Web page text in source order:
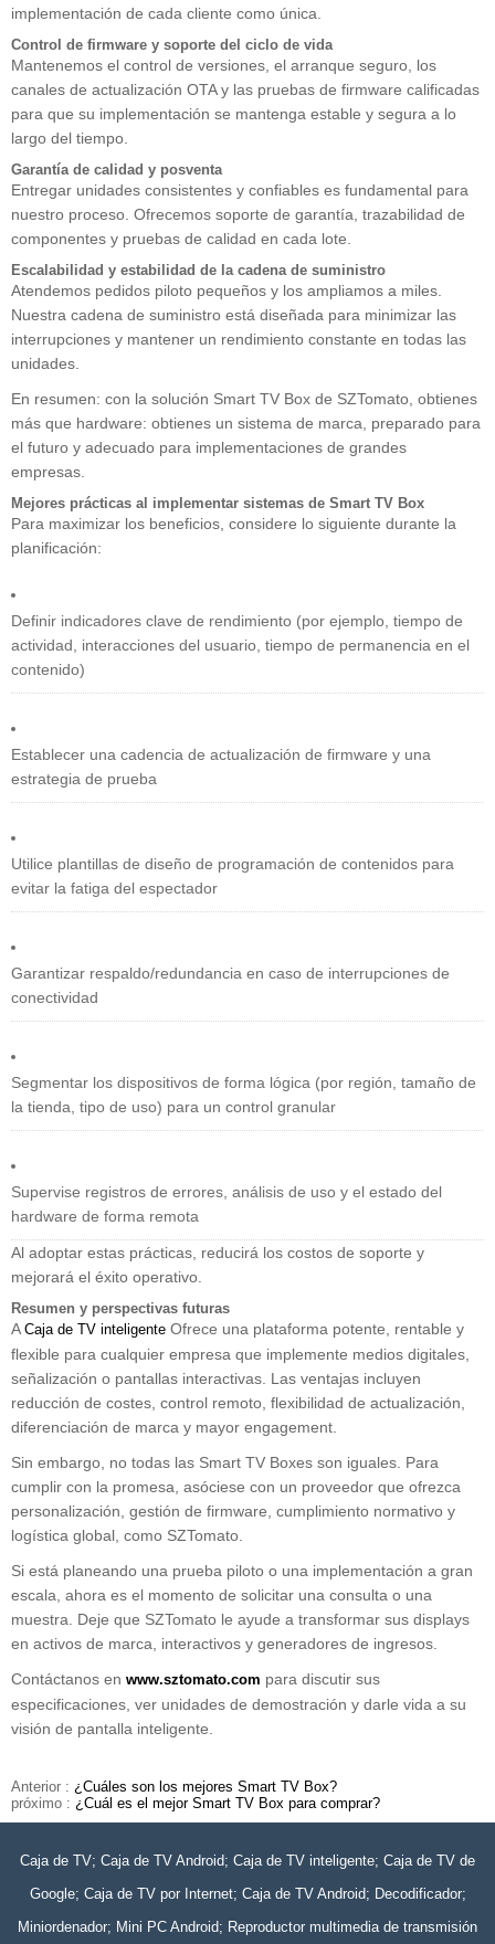
implementación de cada cliente como única.
Control de firmware y soporte del ciclo de vida
Mantenemos el control de versiones, el arranque seguro, los
canales de actualización OTA y las pruebas de firmware calificadas
para que su implementación se mantenga estable y segura a lo
largo del tiempo.
Garantía de calidad y posventa
Entregar unidades consistentes y confiables es fundamental para
nuestro proceso. Ofrecemos soporte de garantía, trazabilidad de
componentes y pruebas de calidad en cada lote.
Escalabilidad y estabilidad de la cadena de suministro
Atendemos pedidos piloto pequeños y los ampliamos a miles.
Nuestra cadena de suministro está diseñada para minimizar las
interrupciones y mantener un rendimiento constante en todas las
unidades.
En resumen: con la solución Smart TV Box de SZTomato, obtienes
más que hardware: obtienes un sistema de marca, preparado para
el futuro y adecuado para implementaciones de grandes
empresas.
Mejores prácticas al implementar sistemas de Smart TV Box
Para maximizar los beneficios, considere lo siguiente durante la
planificación:
Definir indicadores clave de rendimiento (por ejemplo, tiempo de
actividad, interacciones del usuario, tiempo de permanencia en el
contenido)
Establecer una cadencia de actualización de firmware y una
estrategia de prueba
Utilice plantillas de diseño de programación de contenidos para
evitar la fatiga del espectador
Garantizar respaldo/redundancia en caso de interrupciones de
conectividad
Segmentar los dispositivos de forma lógica (por región, tamaño de
la tienda, tipo de uso) para un control granular
Supervise registros de errores, análisis de uso y el estado del
hardware de forma remota
Al adoptar estas prácticas, reducirá los costos de soporte y
mejorará el éxito operativo.
Resumen y perspectivas futuras
A Caja de TV inteligente Ofrece una plataforma potente, rentable y
flexible para cualquier empresa que implemente medios digitales,
señalización o pantallas interactivas. Las ventajas incluyen
reducción de costes, control remoto, flexibilidad de actualización,
diferenciación de marca y mayor engagement.
Sin embargo, no todas las Smart TV Boxes son iguales. Para
cumplir con la promesa, asóciese con un proveedor que ofrezca
personalización, gestión de firmware, cumplimiento normativo y
logística global, como SZTomato.
Si está planeando una prueba piloto o una implementación a gran
escala, ahora es el momento de solicitar una consulta o una
muestra. Deje que SZTomato le ayude a transformar sus displays
en activos de marca, interactivos y generadores de ingresos.
Contáctanos en www.sztomato.com para discutir sus
especificaciones, ver unidades de demostración y darle vida a su
visión de pantalla inteligente.
Anterior : ¿Cuáles son los mejores Smart TV Box?
próximo : ¿Cuál es el mejor Smart TV Box para comprar?
Caja de TV; Caja de TV Android; Caja de TV inteligente; Caja de TV de
Google; Caja de TV por Internet; Caja de TV Android; Decodificador;
Miniordenador; Mini PC Android; Reproductor multimedia de transmisión